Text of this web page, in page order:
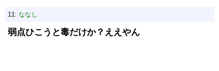
11: ななし
弱点ひこうと毒だけか？ええやん